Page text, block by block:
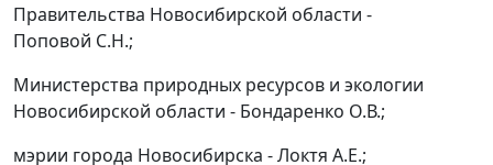
Правительства Новосибирской области -
Поповой С.Н.;
Министерства природных ресурсов и экологии
Новосибирской области - Бондаренко О.В.;
мэрии города Новосибирска - Локтя А.Е.;